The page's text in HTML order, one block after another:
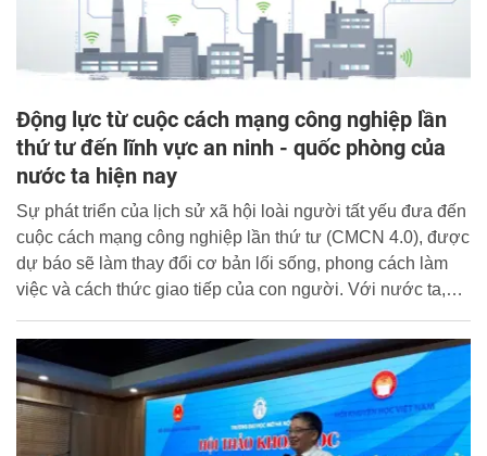
Động lực từ cuộc cách mạng công nghiệp lần
thứ tư đến lĩnh vực an ninh - quốc phòng của
nước ta hiện nay
Sự phát triển của lịch sử xã hội loài người tất yếu đưa đến
cuộc cách mạng công nghiệp lần thứ tư (CMCN 4.0), được
dự báo sẽ làm thay đổi cơ bản lối sống, phong cách làm
việc và cách thức giao tiếp của con người. Với nước ta,
quốc phòng (AN-QP) được xem là chịu sự tác động nhanh
và mạnh. Bên cạnh những thách thức, cuộc cách mạng
công nghiệp lần này thực sự là cơ hội, động lực to lớn
thúc đẩy lĩnh vực AN-QP nước ta phát triển.